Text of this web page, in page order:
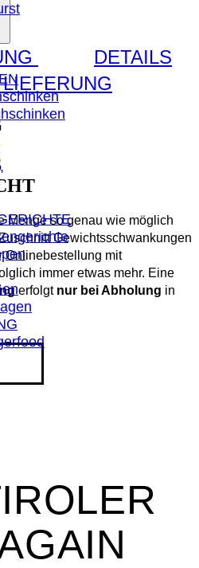
DETAILS
Menge so genau wie möglich
Gewichtsschwankungen
Onlinebestellung mit
immer etwas mehr. Eine
erfolgt nur bei Abholung in